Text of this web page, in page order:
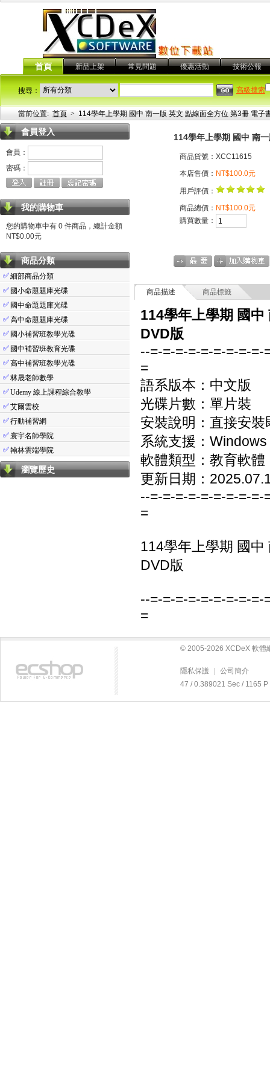
首頁 新品上架 常見問題 優惠活動 技術公報
搜尋： 高級搜索
當前位置: 首頁 > 114學年上學期 國中 南一版 英文 點線面全方位 第3冊 電子
會員登入
會員：
密碼：
我的購物車
您的購物車中有 0 件商品，總計金額
NT$0.00元
商品分類
✅細部商品分類
✅ 國小命題題庫光碟
✅ 國中命題題庫光碟
✅高中命題題庫光碟
✅ 國小補習班教學光碟
✅ 國中補習班教育光碟
✅高中補習班教學光碟
✅林晟老師數學
✅Udemy 線上課程綜合教學
✅艾爾雲校
✅行動補習網
✅寰宇名師學院
✅翰林雲端學院
瀏覽歷史
114學年上學期 國中 南
商品貨號：XCC11615
本店售價： NT$100.0元
用戶評價：
商品總價： NT$100.0元
購買數量：
商品描述 商品標籤
114學年上學期 國
DVD版
--=-=-=-=-=-=-=-=-=-
=
語系版本：中文版
光碟片數：單片裝
安裝說明：直接安裝
系統支援：
軟體類型：教育軟體
更新日期：
--=-=-=-=-=-=-=-=-=-
=
114學年上學期 國
DVD版
--=-=-=-=-=-=-=-=-=-
=
© 2005-2026 XCDeX 軟體
隱私保護
公司簡介
47 / 0.389021 Sec / 1165